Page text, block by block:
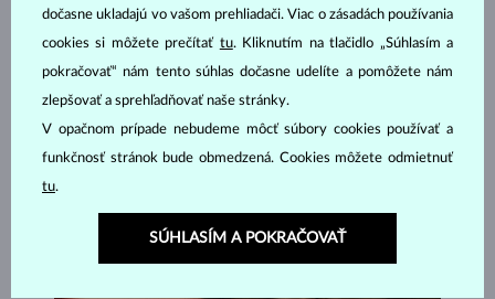
dočasne ukladajú vo vašom prehliadači. Viac o zásadách používania
cookies si môžete prečítať tu. Kliknutím na tlačidlo „Súhlasím a
pokračovať“ nám tento súhlas dočasne udelíte a pomôžete nám
zlepšovať a sprehľadňovať naše stránky.
V opačnom prípade nebudeme môcť súbory cookies používať a
funkčnosť stránok bude obmedzená. Cookies môžete odmietnuť
tu.
SÚHLASÍM A POKRAČOVAŤ